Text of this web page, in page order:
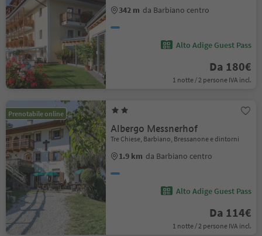
342 m da Barbiano centro
Alto Adige Guest Pass
Da 180€
1 notte / 2 persone IVA incl.
Prenotabile online
Albergo Messnerhof
Tre Chiese, Barbiano, Bressanone e dintorni
1.9 km da Barbiano centro
Alto Adige Guest Pass
Da 114€
1 notte / 2 persone IVA incl.